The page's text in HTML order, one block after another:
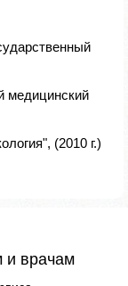
медицинский
(2010 г.)
и врачам